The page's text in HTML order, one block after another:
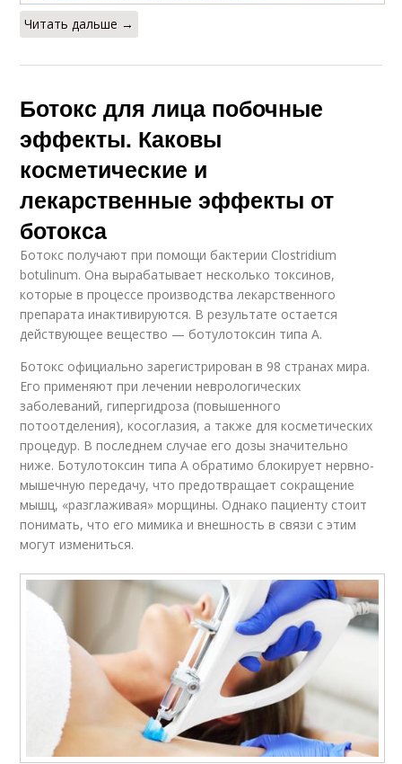
Читать дальше →
Ботокс для лица побочные
эффекты. Каковы
косметические и
лекарственные эффекты от
ботокса
Ботокс получают при помощи бактерии Clostridium
botulinum. Она вырабатывает несколько токсинов,
которые в процессе производства лекарственного
препарата инактивируются. В результате остается
действующее вещество — ботулотоксин типа А.
Ботокс официально зарегистрирован в 98 странах мира.
Его применяют при лечении неврологических
заболеваний, гипергидроза (повышенного
потоотделения), косоглазия, а также для косметических
процедур. В последнем случае его дозы значительно
ниже. Ботулотоксин типа А обратимо блокирует нервно-
мышечную передачу, что предотвращает сокращение
мышц, «разглаживая» морщины. Однако пациенту стоит
понимать, что его мимика и внешность в связи с этим
могут измениться.